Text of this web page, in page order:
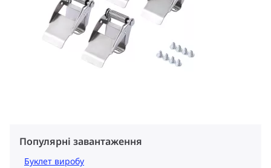
Популярні завантаження
Буклет виробу